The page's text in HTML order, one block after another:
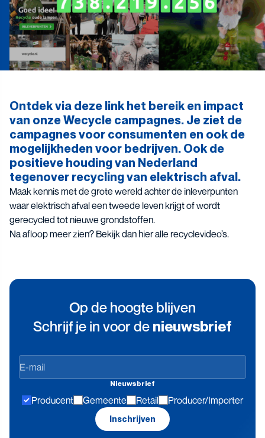
Ontdek via deze linkhet bereik en impact
van onze Wecycle campagnes. Je ziet de
campagnes voor consumenten en ook de
mogelijkheden voor bedrijven. Ook de
positieve houding van Nederland
tegenover recycling van elektrisch afval.
Maak kennis met de grote wereld achter de inleverpunten
waar elektrisch afval een tweede leven krijgt of wordt
gerecycled tot nieuwe grondstoffen.
Na afloop meer zien? Bekijk dan hier alle recyclevideo’s.
Op de hoogte blijven
Schrijf je in voor de nieuwsbrief
Op
de
blijven
Nieuwsbrief
Producent Gemeente Retail Producer/Importer
Inschrijven